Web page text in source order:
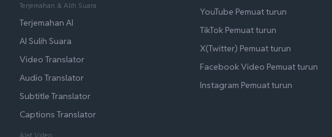
Terjemahan & Alih Suara
Terjemahan AI
AI Sulih Suara
Video Translator
Audio Translator
Subtitle Translator
Captions Translator
Alat Video
YouTube Pemuat turun
TikTok Pemuat turun
X(Twitter) Pemuat turun
Facebook Video Pemuat turun
Instagram Pemuat turun